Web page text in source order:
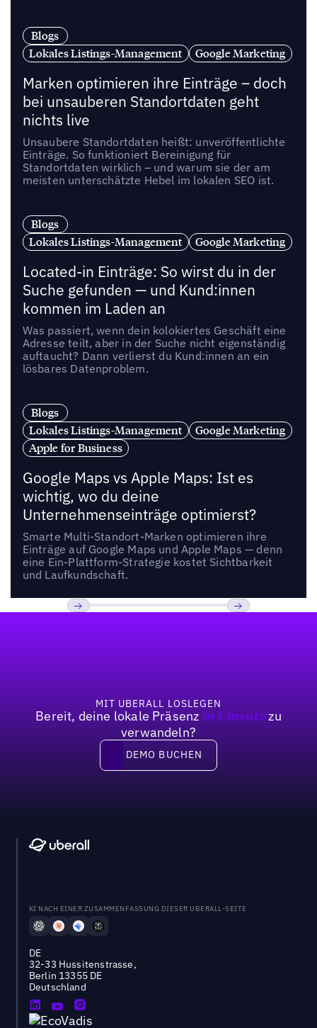
Blogs
Lokales Listings-Management
Google Marketing
Marken optimieren ihre Einträge – doch
bei unsauberen Standortdaten geht
nichts live
Unsaubere Standortdaten heißt: unveröffentlichte
Einträge. So funktioniert Bereinigung für
Standortdaten wirklich – und warum sie der am
meisten unterschätzte Hebel im lokalen SEO ist.
Blogs
Lokales Listings-Management
Google Marketing
Located-in Einträge: So wirst du in der
Suche gefunden — und Kund:innen
kommen im Laden an
Was passiert, wenn dein kolokiertes Geschäft eine
Adresse teilt, aber in der Suche nicht eigenständig
auftaucht? Dann verlierst du Kund:innen an ein
lösbares Datenproblem.
Blogs
Lokales Listings-Management
Google Marketing
Apple for Business
Google Maps vs Apple Maps: Ist es
wichtig, wo du deine
Unternehmenseinträge optimierst?
Smarte Multi-Standort-Marken optimieren ihre
Einträge auf Google Maps und Apple Maps — denn
eine Ein-Plattform-Strategie kostet Sichtbarkeit
und Laufkundschaft.
MIT UBERALL LOSLEGEN
Bereit, deine lokale Präsenz in Umsatzzu
verwandeln?
DEMO BUCHEN
DEMO BUCHEN
KI NACH EINER ZUSAMMENFASSUNG DIESER UBERALL-SEITE
DE
32-33 Hussitenstrasse,
Berlin 13355 DE
Deutschland